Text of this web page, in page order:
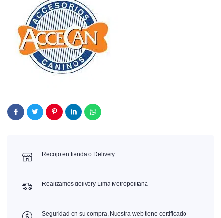
Recojo en tienda o Delivery
Realizamos delivery Lima Metropolitana
Seguridad en su compra, Nuestra web tiene certificado